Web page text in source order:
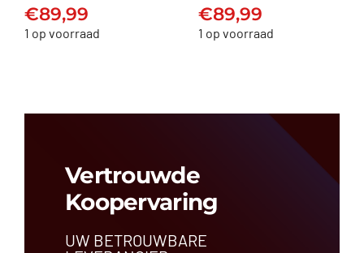
€89,99
€89,99
1 op voorraad
€89,99
€89,99
1 op voorraad
Vertrouwde
Koopervaring
UW BETROUWBARE